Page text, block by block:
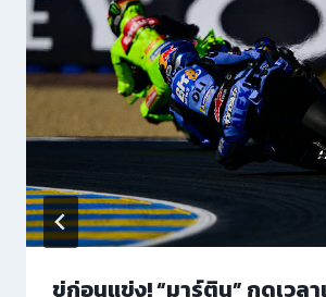
ขู่ก่อนแข่ง! “มาร์ติน” กดเวล